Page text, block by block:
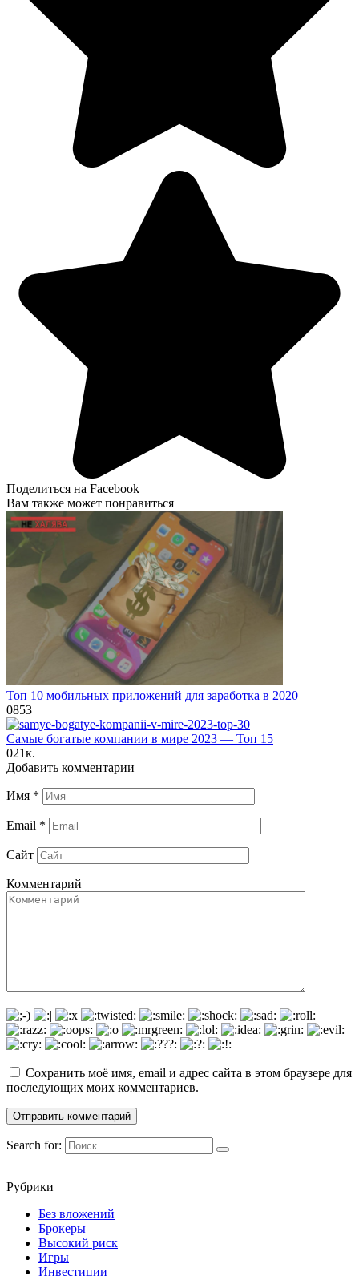
Поделиться на Facebook
Вам также может понравиться
Топ 10 мобильных приложений для заработка в 2020
0853
Самые богатые компании в мире 2023 — Топ 15
021к.
Добавить комментарии
Имя *
Email *
Сайт
Комментарий
Сохранить моё имя, email и адрес сайта в этом браузере для
последующих моих комментариев.
Search for:
Рубрики
Без вложений
Брокеры
Высокий риск
Игры
Инвестиции